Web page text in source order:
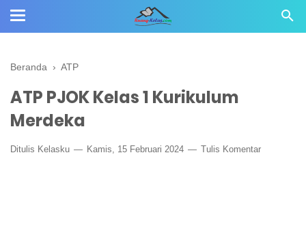
Beranda › ATP
ATP PJOK Kelas 1 Kurikulum
Merdeka
Ditulis Kelasku Kamis, 15 Februari 2024 Tulis Komentar